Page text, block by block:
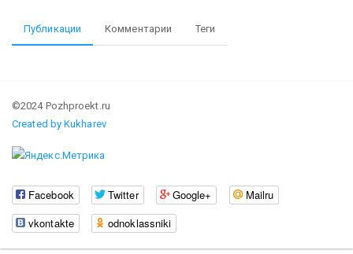
Публикации Комментарии Теги
©2024 Pozhproekt.ru
Created by Kukharev
Facebook Twitter Google+
Mailru
vkontakte
odnoklassniki